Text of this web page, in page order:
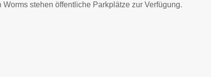
stehen öffentliche Parkplätze zur Verfügung.